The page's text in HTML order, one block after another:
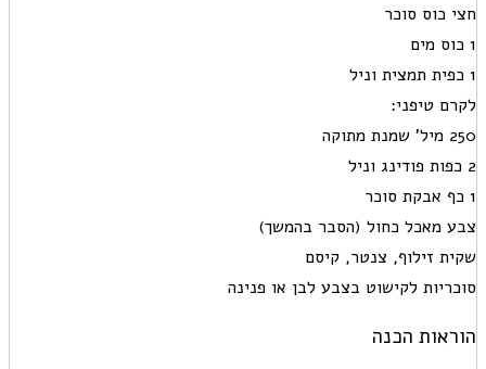
חצי כוס סוכר
1 כוס מים
1 כפית תמצית וניל
לקרם טיפני:
250 מיל' שמנת מתוקה
2 כפות פודינג וניל
1 כף אבקת סוכר
צבע מאכל כחול (הסבר בהמשך)
שקית זילוף, צנטר, קיסם
סוכריות לקישוט בצבע לבן או פנינה
הוראות הכנה